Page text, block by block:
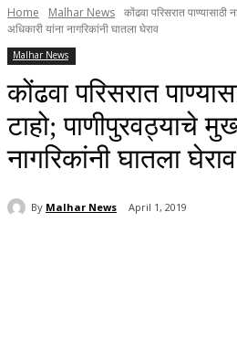
Home Malhar News कोंढवा परिसरात पाण्यासाठी
अधिकारी यांना नागरिकांनी घातला घेराव
Malhar News
कोंढवा परिसरात
टाहो; पाणीपुरवठ्याचे
नागरिकांनी घातला घेराव
By Malhar News April 1, 2019